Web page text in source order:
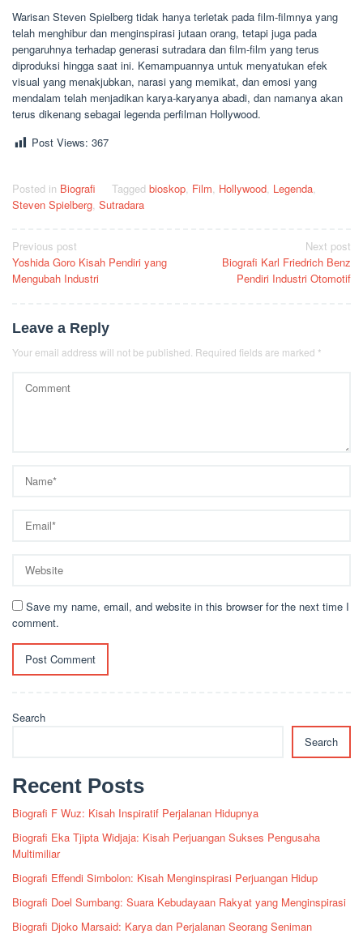
Warisan Steven Spielberg tidak hanya terletak pada film-filmnya yang
telah menghibur dan menginspirasi jutaan orang, tetapi juga pada
pengaruhnya terhadap generasi sutradara dan film-film yang terus
diproduksi hingga saat ini. Kemampuannya untuk menyatukan efek
visual yang menakjubkan, narasi yang memikat, dan emosi yang
mendalam telah menjadikan karya-karyanya abadi, dan namanya akan
terus dikenang sebagai legenda perfilman Hollywood.
Post Views: 367
Posted in Biografi Tagged bioskop Film Hollywood Legenda
Steven Spielberg Sutradara
Post
navigation
Previous post
Yoshida Goro Kisah Pendiri yang
Mengubah Industri
Next post
Biografi Karl Friedrich Benz
Pendiri Industri Otomotif
Leave a Reply
Your email address will not be published. Required fields are marked *
Save my name, email, and website in this browser for the next time I
comment.
Search
Search
Recent Posts
Biografi F Wuz: Kisah Inspiratif Perjalanan Hidupnya
Biografi Eka Tjipta Widjaja: Kisah Perjuangan Sukses Pengusaha
Multimiliar
Biografi Effendi Simbolon: Kisah Menginspirasi Perjuangan Hidup
Biografi Doel Sumbang: Suara Kebudayaan Rakyat yang Menginspirasi
Biografi Djoko Marsaid: Karya dan Perjalanan Seorang Seniman